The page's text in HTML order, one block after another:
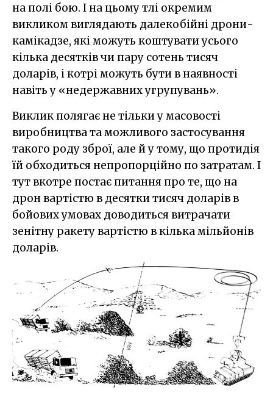
на полі бою. І на цьому тлі окремим
викликом виглядають далекобійні дрони-
камікадзе, які можуть коштувати усього
кілька десятків чи пару сотень тисяч
доларів, і котрі можуть бути в наявності
навіть у «недержавних угрупувань».
Виклик полягає не тільки у масовості
виробництва та можливого застосування
такого роду зброї, але й у тому, що протидія
їй обходиться непропорційно по затратам. І
тут вкотре постає питання про те, що на
дрон вартістю в десятки тисяч доларів в
бойових умовах доводиться витрачати
зенітну ракету вартістю в кілька мільйонів
доларів.